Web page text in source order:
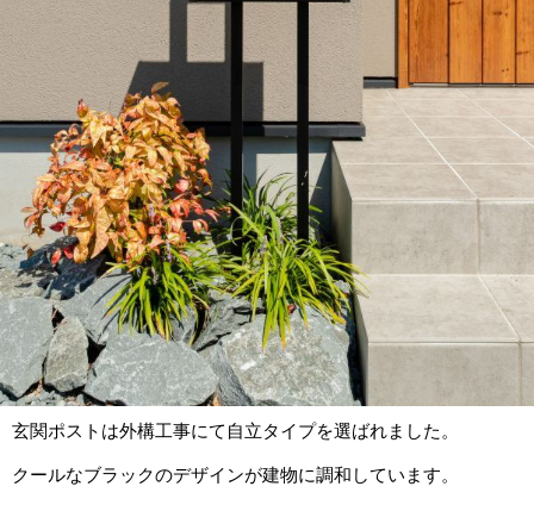
玄関ポストは外構工事にて自立タイプを選ばれました。
クールなブラックのデザインが建物に調和しています。